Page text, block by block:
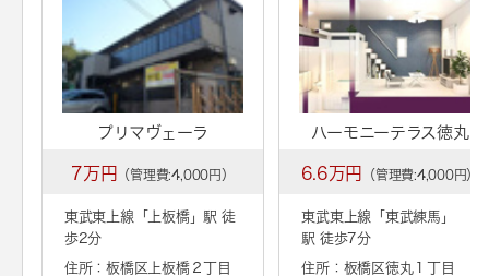
プリマヴェーラ
7万円 （管理費:4,000円）
東武東上線「 上板橋」駅 徒
歩2分
住所：板橋区上板橋２丁目
ハーモニーテラス徳丸
6.6万円 （管理費:4,000円）
東武東上線「 東武練馬 」
駅 徒歩7分
住所：板橋区徳丸１丁目